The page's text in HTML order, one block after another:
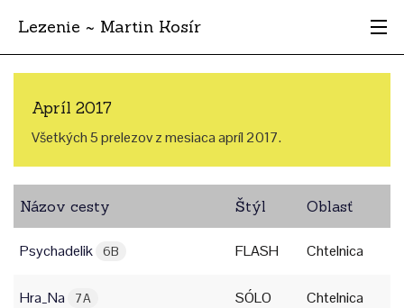
Lezenie ~ Martin Kosír
Najhodnotnejšie
Oblasti
Krajina
Štýl
Archív
Apríl 2017
Všetkých 5 prelezov z mesiaca apríl 2017.
Názov cesty Štýl Oblasť
Psychadelik 6B FLASH Chtelnica
Hra_Na 7A SÓLO Chtelnica